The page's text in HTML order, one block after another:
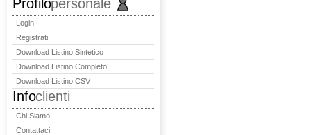
Profilopersonale
Login
Registrati
Download Listino Sintetico
Download Listino Completo
Download Listino CSV
Infoclienti
Chi Siamo
Contattaci